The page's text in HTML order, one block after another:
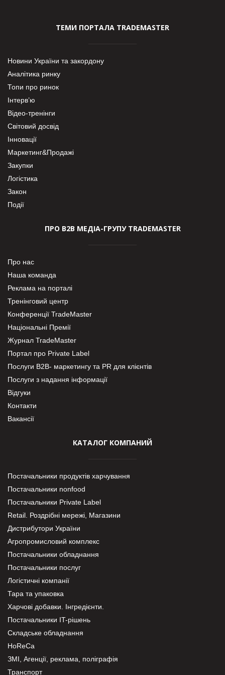
ТЕМИ ПОРТАЛА TRADEMASTER
Новини України та закордону
Аналітика ринку
Топи про ринок
Інтерв’ю
Відео-тренінги
Світовий досвід
Інновації
Маркетинг&Продажі
Закупки
Логістика
Закон
Події
ПРО В2В МЕДІА-ГРУПУ TRADEMASTER
Про нас
Наша команда
Реклама на порталі
Тренінговий центр
Конференції TradeMaster
Національні Премії
Журнал TradeMaster
Портал про Private Label
Послуги В2В- маркетингу та PR для клієнтів
Послуги з надання інформації
Відгуки
Контакти
Вакансії
КАТАЛОГ КОМПАНИЙ
Постачальники продуктів харчування
Постачальники nonfood
Постачальники Private Label
Retail. Роздрібні мережі, Магазини
Дистрибутори України
Агропромисловий комплекс
Постачальники обладнання
Постачальники послуг
Логістичні компанії
Тара та упаковка
Харчові добавки. Інгредієнти.
Постачальники IT-рішень
Складське обладнання
HoReCa
ЗМІ, Агенції, реклама, поліграфія
Транспорт